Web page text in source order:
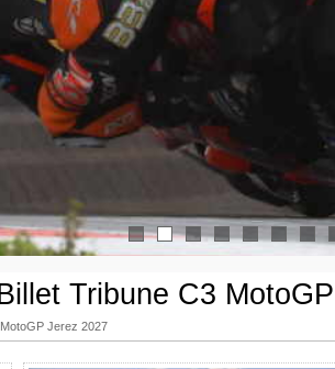
1 3 4
Tribune C3
Jerez 2027